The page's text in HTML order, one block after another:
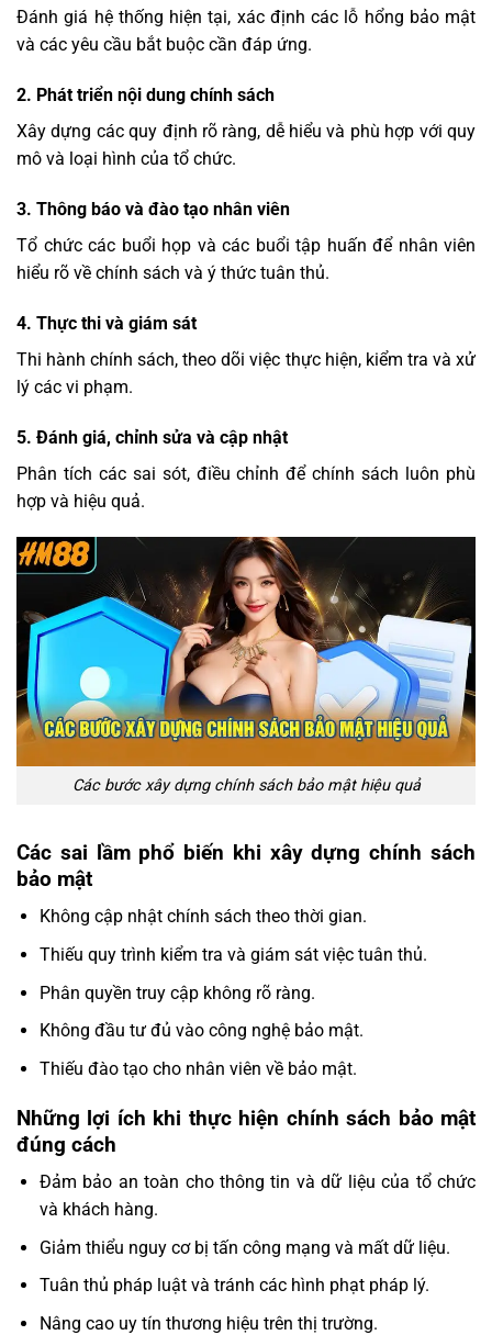
Đánh giá hệ thống hiện tại, xác định các lỗ hổng bảo mật
và các yêu cầu bắt buộc cần đáp ứng.
2. Phát triển nội dung chính sách
Xây dựng các quy định rõ ràng, dễ hiểu và phù hợp với quy
mô và loại hình của tổ chức.
3. Thông báo và đào tạo nhân viên
Tổ chức các buổi họp và các buổi tập huấn để nhân viên
hiểu rõ về chính sách và ý thức tuân thủ.
4. Thực thi và giám sát
Thi hành chính sách, theo dõi việc thực hiện, kiểm tra và xử
lý các vi phạm.
5. Đánh giá, chỉnh sửa và cập nhật
Phân tích các sai sót, điều chỉnh để chính sách luôn phù
hợp và hiệu quả.
Các bước xây dựng chính sách bảo mật hiệu quả
Các sai lầm phổ biến khi xây dựng chính sách
bảo mật
Không cập nhật chính sách theo thời gian.
Thiếu quy trình kiểm tra và giám sát việc tuân thủ.
Phân quyền truy cập không rõ ràng.
Không đầu tư đủ vào công nghệ bảo mật.
Thiếu đào tạo cho nhân viên về bảo mật.
Những lợi ích khi thực hiện chính sách bảo mật
đúng cách
Đảm bảo an toàn cho thông tin và dữ liệu của tổ chức
và khách hàng.
Giảm thiểu nguy cơ bị tấn công mạng và mất dữ liệu.
Tuân thủ pháp luật và tránh các hình phạt pháp lý.
Nâng cao uy tín thương hiệu trên thị trường.